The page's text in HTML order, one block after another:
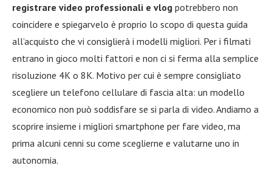
registrare video professionali e vlog potrebbero non
coincidere e spiegarvelo è proprio lo scopo di questa guida
all’acquisto che vi consiglierà i modelli migliori. Per i filmati
entrano in gioco molti fattori e non ci si ferma alla semplice
risoluzione 4K o 8K. Motivo per cui è sempre consigliato
scegliere un telefono cellulare di fascia alta: un modello
economico non può soddisfare se si parla di video. Andiamo a
scoprire insieme i migliori smartphone per fare video, ma
prima alcuni cenni su come sceglierne e valutarne uno in
autonomia.